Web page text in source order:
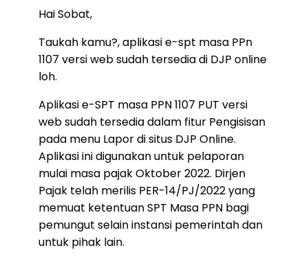
Hai Sobat,
Taukah kamu?, aplikasi e-spt masa PPn
1107 versi web sudah tersedia di DJP online
loh.
Aplikasi e-SPT masa PPN 1107 PUT versi
web sudah tersedia dalam fitur Pengisisan
pada menu Lapor di situs DJP Online.
Aplikasi ini digunakan untuk pelaporan
mulai masa pajak Oktober 2022. Dirjen
Pajak telah merilis PER-14/PJ/2022 yang
memuat ketentuan SPT Masa PPN bagi
pemungut selain instansi pemerintah dan
untuk pihak lain.